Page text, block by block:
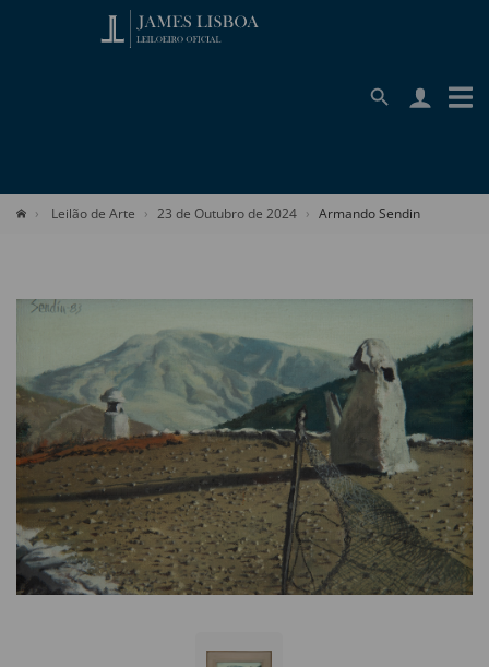
Leilão de Arte 23 de Outubro de 2024 Armando Sendin